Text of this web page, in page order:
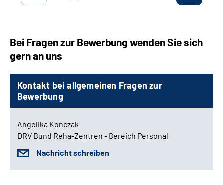
Bei Fragen zur Bewerbung wenden Sie sich
gern an uns
Kontakt bei allgemeinen Fragen zur
Bewerbung
Angelika Konczak
DRV Bund Reha-Zentren - Bereich Personal
Nachricht schreiben